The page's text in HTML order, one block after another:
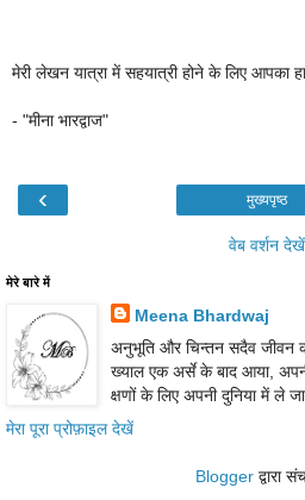
मेरी लेखन यात्रा में सहयात्री होने के लिए आपका
- "मीना भारद्वाज"
‹ मुख्यपृष्ठ
वेब वर्शन देखें
मेरे बारे में
Meena Bhardwaj
अनुभूति और चिन्तन सदैव जीवन
ख्याल एक अर्से के बाद आया,
क्षणों के लिए अपनी दुनिया में ले
मेरा पूरा प्रोफ़ाइल देखें
Bloggerद्वारा